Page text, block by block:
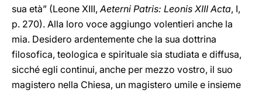
sua età” (Leone XIII,Aeterni Patris: Leonis XIII Acta, I,
p. 270). Alla loro voce aggiungo volentieri anche la
mia. Desidero ardentemente che la sua dottrina
filosofica, teologica e spirituale sia studiata e diffusa,
sicché egli continui, anche per mezzo vostro, il suo
magistero nella Chiesa, un magistero umile e insieme